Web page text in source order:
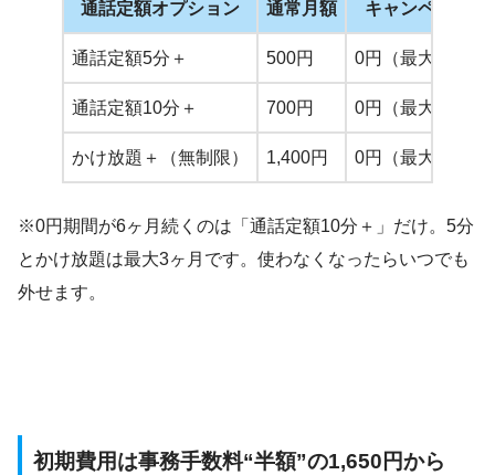
通話定額オプション 通常月額 キャンペーン中
通話定額5分＋ 500円 0円（最大3ヶ月
通話定額10分＋ 700円 0円（最大6ヶ月
かけ放題＋（無制限） 1,400円 0円（最大3ヶ月
※0円期間が6ヶ月続くのは「通話定額10分＋」だけ。5分
とかけ放題は最大3ヶ月です。使わなくなったらいつでも
外せます。
初期費用は事務手数料“半額”の1,650円から